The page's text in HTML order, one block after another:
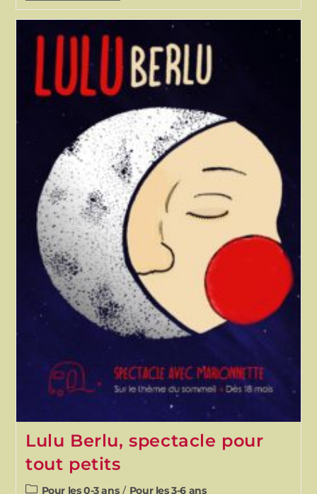
Lulu Berlu, spectacle pour
tout petits
Pour les 0-3 ans / Pour les 3-6 ans